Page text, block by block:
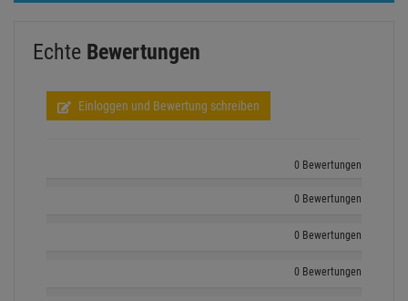
Echte Bewertungen
Einloggen und Bewertung schreiben
0 Bewertungen
0 Bewertungen
0 Bewertungen
0 Bewertungen